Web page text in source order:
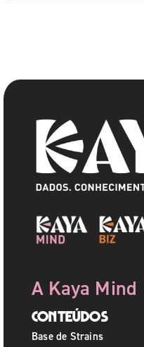
A Kaya Mind
Conteúdos
Base de Strains